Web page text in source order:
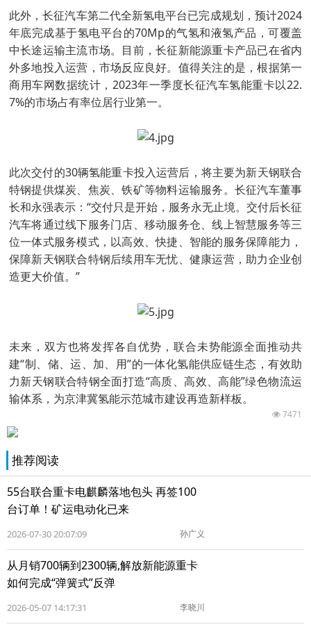
此外，长征汽车第二代全新氢电平台已完成规划，预计2024
年底完成基于氢电平台的70Mp的气氢和液氢产品，可覆盖
中长途运输主流市场。目前，长征新能源重卡产品已在省内
外多地投入运营，市场反应良好。值得关注的是，根据第一
商用车网数据统计，2023年一季度长征汽车氢能重卡以22.
7%的市场占有率位居行业第一。
此次交付的30辆氢能重卡投入运营后，将主要为新天钢联合
特钢提供煤炭、焦炭、铁矿等物料运输服务。长征汽车董事
长和永强表示：“交付只是开始，服务永无止境。交付后长征
汽车将通过线下服务门店、移动服务仓、线上智慧服务等三
位一体式服务模式，以高效、快捷、智能的服务保障能力，
保障新天钢联合特钢后续用车无忧、健康运营，助力企业创
造更大价值。”
未来，双方也将发挥各自优势，联合未势能源全面推动共
建“制、储、运、加、用”的一体化氢能供应链生态，有效助
力新天钢联合特钢全面打造“高质、高效、高能”绿色物流运
输体系，为京津冀氢能示范城市建设再造新样板。
7471
推荐阅读
55台联合重卡电麒麟落地包头 再签100
台订单！矿运电动化已来
2026-07-30 20:07:09 孙广义
从月销700辆到2300辆,解放新能源重卡
如何完成“弹簧式”反弹
2026-05-07 14:17:31 李晓川